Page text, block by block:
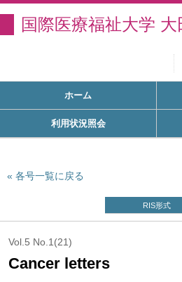
国際医療福祉大学
ホーム
利用状況照会
各号一覧に戻る
RIS形式
Vol.5 No.1(21)
Cancer letters